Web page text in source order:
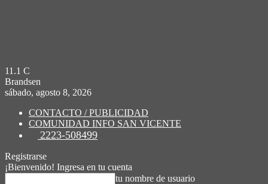
11.1 C
Brandsen
sábado, agosto 8, 2026
CONTACTO / PUBLICIDAD
COMUNIDAD INFO SAN VICENTE
2223-508499
Registrarse
¡Bienvenido! Ingresa en tu cuenta
tu nombre de usuario